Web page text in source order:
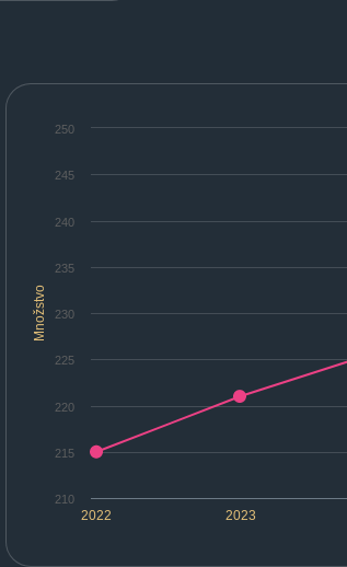
Množstvo
2022 2023
210
215
220
225
230
235
240
245
250